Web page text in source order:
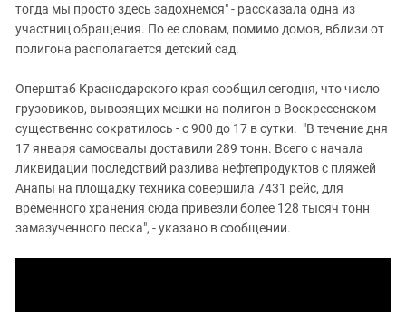
тогда мы просто здесь задохнемся" - рассказала одна из
участниц обращения. По ее словам, помимо домов, вблизи от
полигона располагается детский сад.
Оперштаб Краснодарского края сообщил сегодня, что число
грузовиков, вывозящих мешки на полигон в Воскресенском
существенно сократилось - с 900 до 17 в сутки. "В течение дня
17 января самосвалы доставили 289 тонн. Всего с начала
ликвидации последствий разлива нефтепродуктов с пляжей
Анапы на площадку техника совершила 7431 рейс, для
временного хранения сюда привезли более 128 тысяч тонн
замазученного песка", - указано в сообщении.